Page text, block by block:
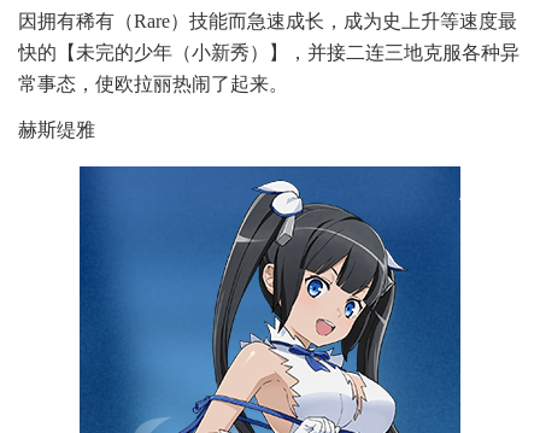
因拥有稀有（Rare）技能而急速成长，成为史上升等速度最
快的【未完的少年（小新秀）】，并接二连三地克服各种异
常事态，使欧拉丽热闹了起来。
赫斯缇雅